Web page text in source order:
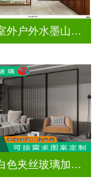
室内室外户外水墨山水画玻璃
上海白色夹丝玻璃加工厂